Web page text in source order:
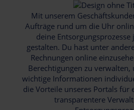
Mit unserem
Aufträge rund um die Uhr
deine
gestalten. Du hast unter
Rechnungen online
Berechtigungen zu
wichtige Informationen
die Vorteile unseres Portals für
transparentere